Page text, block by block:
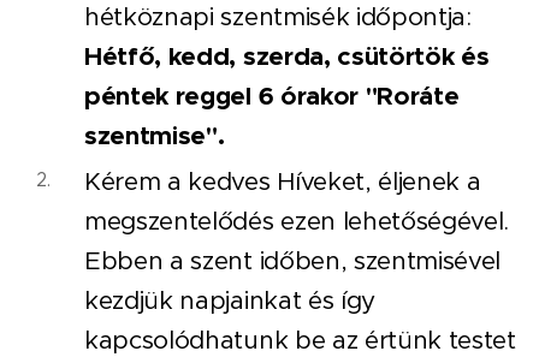
hétköznapi szentmisék időpontja:
Hétfő, kedd, szerda, csütörtök és
péntek reggel 6 órakor "Roráte
szentmise".
Kérem a kedves Híveket, éljenek a
megszentelődés ezen lehetőségével.
Ebben a szent időben, szentmisével
kezdjük napjainkat és így
kapcsolódhatunk be az értünk testet